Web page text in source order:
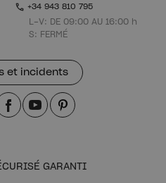
+34 943 810 795
L-V: DE 09:00 AU 16:00 h
S: FERMÉ
et incidents
GARANTI